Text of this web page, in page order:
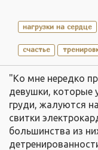
нагрузки на сердце
счастье
"Ко мне нередко
девушки, которые
груди, жалуются
свитки
большинства из